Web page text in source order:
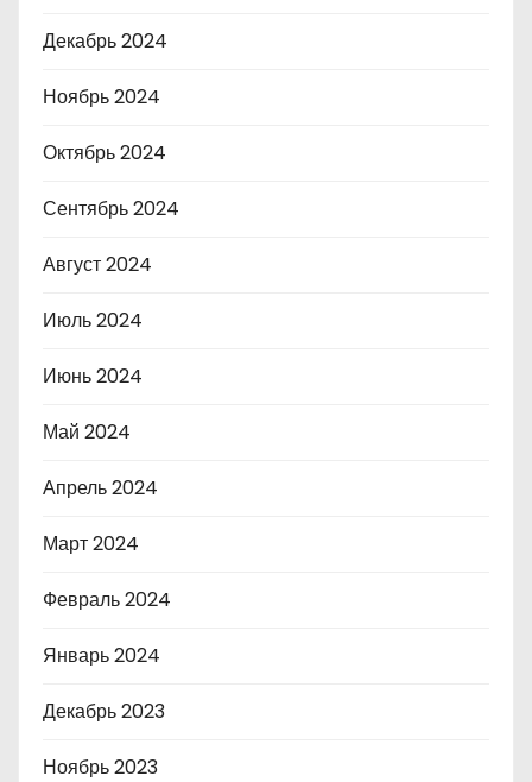
Декабрь 2024
Ноябрь 2024
Октябрь 2024
Сентябрь 2024
Август 2024
Июль 2024
Июнь 2024
Май 2024
Апрель 2024
Март 2024
Февраль 2024
Январь 2024
Декабрь 2023
Ноябрь 2023